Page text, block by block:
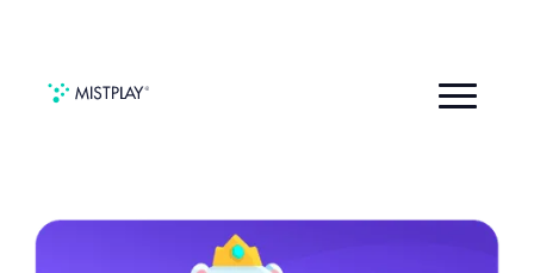
EU デジタルサービス法（DSA）対象受領者